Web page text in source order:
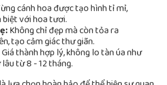
cánh hoa được tạo hình tỉ mỉ,
biệt với hoa tươi.
Không chỉ đẹp mà còn tỏa ra
tạo cảm giác thư giãn.
Giá thành hợp lý, không lo tàn úa như
từ 8 - 12 tháng.